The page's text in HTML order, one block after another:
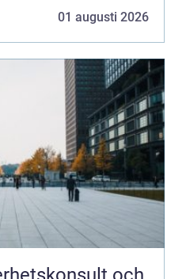
01 augusti 2026